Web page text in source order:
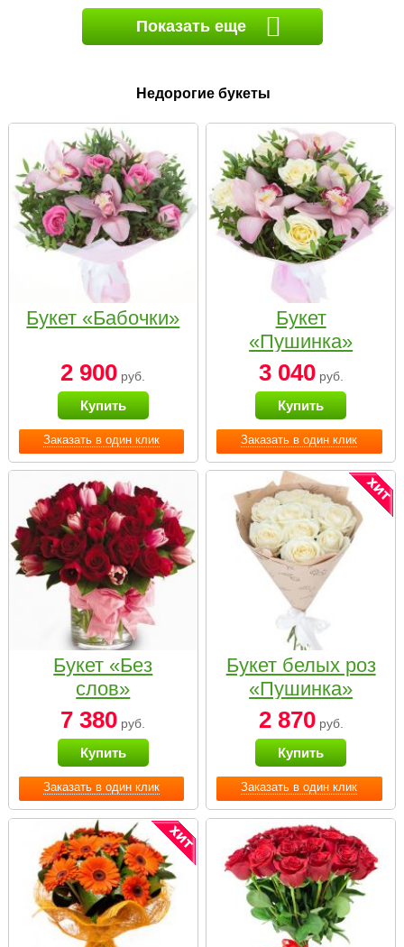
Показать еще
Недорогие букеты
Заказать в один клик
Букет «Бабочки»
2 900 руб.
Купить
Заказать в один клик
Букет
«Пушинка»
3 040руб.
Купить
Заказать в один клик
Букет «Без
слов»
7 380 руб.
Купить
Заказать в один клик
Букет белых роз
«Пушинка»
2 870руб.
Купить